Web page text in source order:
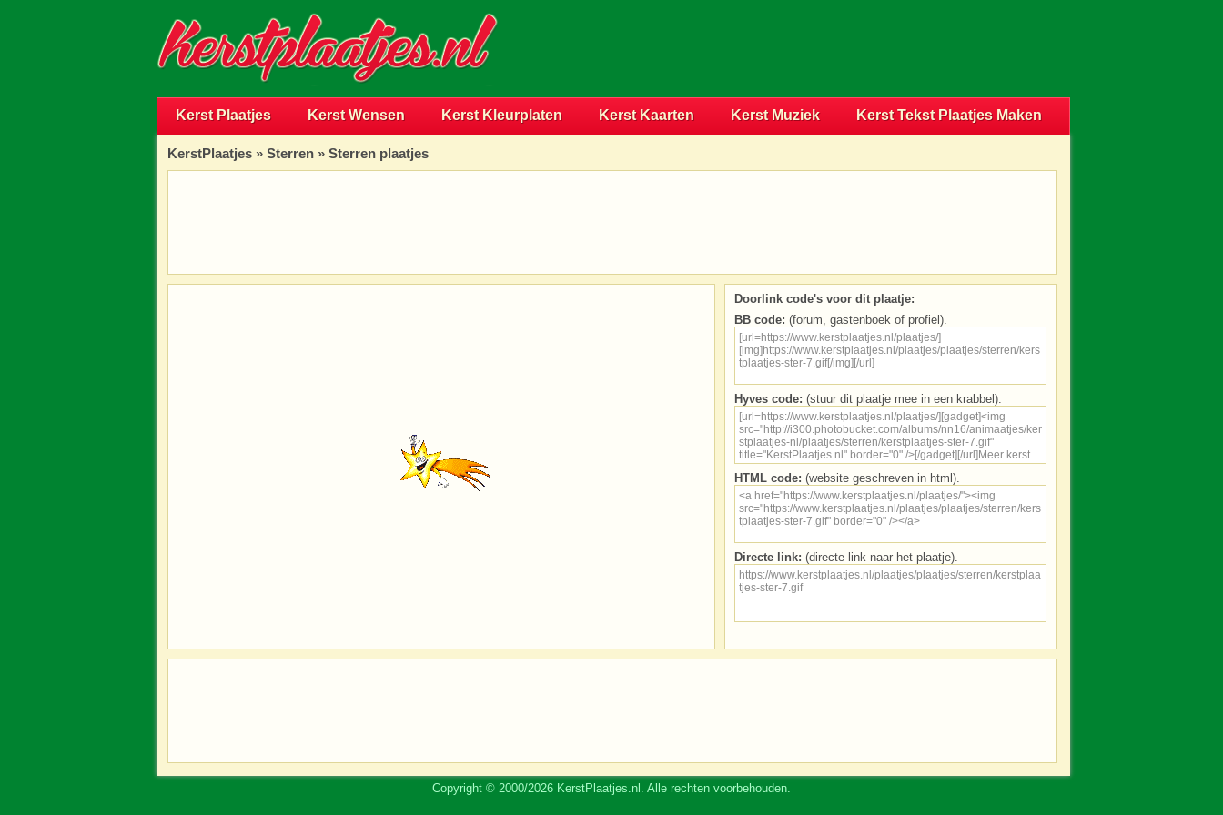
Kerst Plaatjes Kerst Wensen Kerst Kleurplaten Kerst Kaarten Kerst Muziek Kerst Tekst Plaatjes Maken
KerstPlaatjes » Sterren » Sterren plaatjes
Doorlink code's voor dit plaatje:
BB code: (forum, gastenboek of profiel).
Hyves code: (stuur dit plaatje mee in een krabbel).
HTML code: (website geschreven in html).
Directe link: (directe link naar het plaatje).
Copyright © 2000/2026 KerstPlaatjes.nl. Alle rechten voorbehouden.